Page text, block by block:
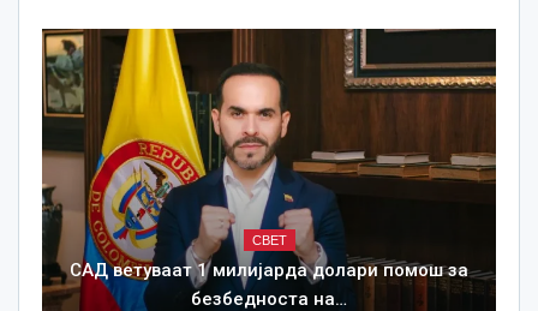
СВЕТ
САД ветуваат 1 милијарда долари помош за
безбедноста на…